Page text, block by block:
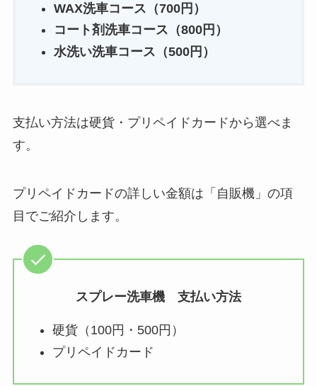
WAX洗車コース（700円）
コート剤洗車コース（800円）
水洗い洗車コース（500円）
支払い方法は硬貨・プリペイドカードから選べま
す。
プリペイドカードの詳しい金額は「自販機」の項
目でご紹介します。
スプレー洗車機 支払い方法
硬貨（100円・500円）
プリペイドカード